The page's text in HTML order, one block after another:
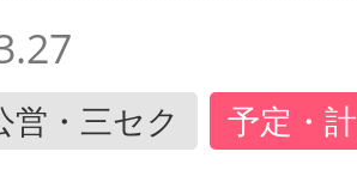
営・三セク 予定・